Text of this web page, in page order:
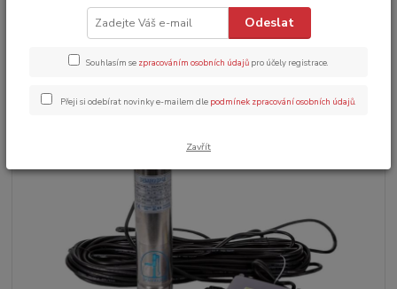
Odeslat
Souhlasím se zpracováním osobních údajů pro účely registrace.
Přeji si odebírat novinky e-mailem dle podmínek zpracování osobních údajů
Zavřít